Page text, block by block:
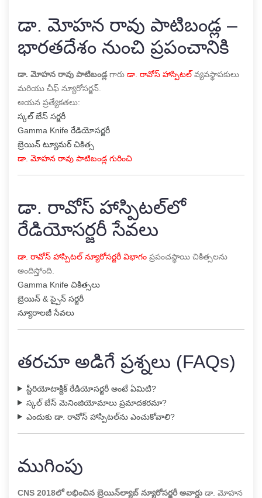
డా. మోహన రావు పాటిబండ్ల –
భారతదేశం నుంచి ప్రపంచానికి
డా. మోహన రావు పాటిబండ్లగారు డా. రావోస్ హాస్పిటల్వ్యవస్థాపకులు
మరియు చీఫ్ న్యూరోసర్జన్.
ఆయన ప్రత్యేకతలు:
స్కల్ బేస్ సర్జరీ
Gamma Knife రేడియోసర్జరీ
బ్రెయిన్ ట్యూమర్ చికిత్స
డా. మోహన రావు పాటిబండ్ల గురించి
డా. రావోస్ హాస్పిటల్‌లో
రేడియోసర్జరీ సేవలు
డా. రావోస్ హాస్పిటల్ న్యూరోసర్జరీ విభాగం ప్రపంచస్థాయి చికిత్సలను
అందిస్తోంది.
Gamma Knife చికిత్సలు
బ్రెయిన్ & స్పైన్ సర్జరీ
న్యూరాలజీ సేవలు
తరచూ అడిగే ప్రశ్నలు (FAQs)
స్టీరియోటాక్టిక్ రేడియోసర్జరీ అంటే ఏమిటి?
స్కల్ బేస్ మెనింజియోమాలు ప్రమాదకరమా?
ఎందుకు డా. రావోస్ హాస్పిటల్‌ను ఎంచుకోవాలి?
ముగింపు
CNS 2018లో లభించిన బ్రెయిన్‌ల్యాబ్ న్యూరోసర్జరీ అవార్డు డా. మోహన